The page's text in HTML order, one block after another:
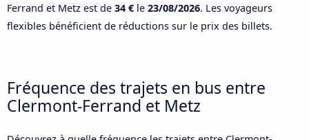
Ferrand et Metz est de 34 € le 23/08/2026. Les voyageurs
flexibles bénéficient de réductions sur le prix des billets.
Fréquence des trajets en bus entre
Clermont-Ferrand et Metz